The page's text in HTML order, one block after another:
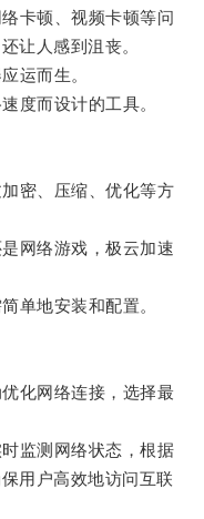
卡顿、视频卡顿等问
让人感到沮丧。
运而生。
而设计的工具。
密、压缩、优化等方
网络游戏，极云加速
地安装和配置。
化网络连接，选择最
监测网络状态，根据
用户高效地访问互联